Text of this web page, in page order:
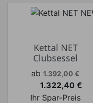
Kettal NET
Clubsessel
Verkaufspreis
ab 1.392,00 €
Preis
1.322,40 €
Ihr Spar-Preis